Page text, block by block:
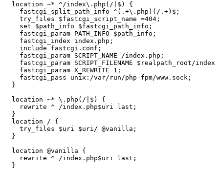
  location ~* ^/index\.php(/|$) {
    fastcgi_split_path_info ^(.+\.php)(/.+)$;
    try_files $fastcgi_script_name =404;
    set $path_info $fastcgi_path_info;
    fastcgi_param PATH_INFO $path_info;
    fastcgi_index index.php;
    include fastcgi.conf;
    fastcgi_param SCRIPT_NAME /index.php;
fastcgi_param SCRIPT_FILENAME $realpath_root/
    fastcgi_param X_REWRITE 1;
    fastcgi_pass unix:/var/run/php-fpm/www.sock;
  }
  location ~* \.php(/|$) {
    rewrite ^ /index.php$uri last;
  }
  location / {
    try_files $uri $uri/ @vanilla;
  }
  location @vanilla {
    rewrite ^ /index.php$uri last;
  }